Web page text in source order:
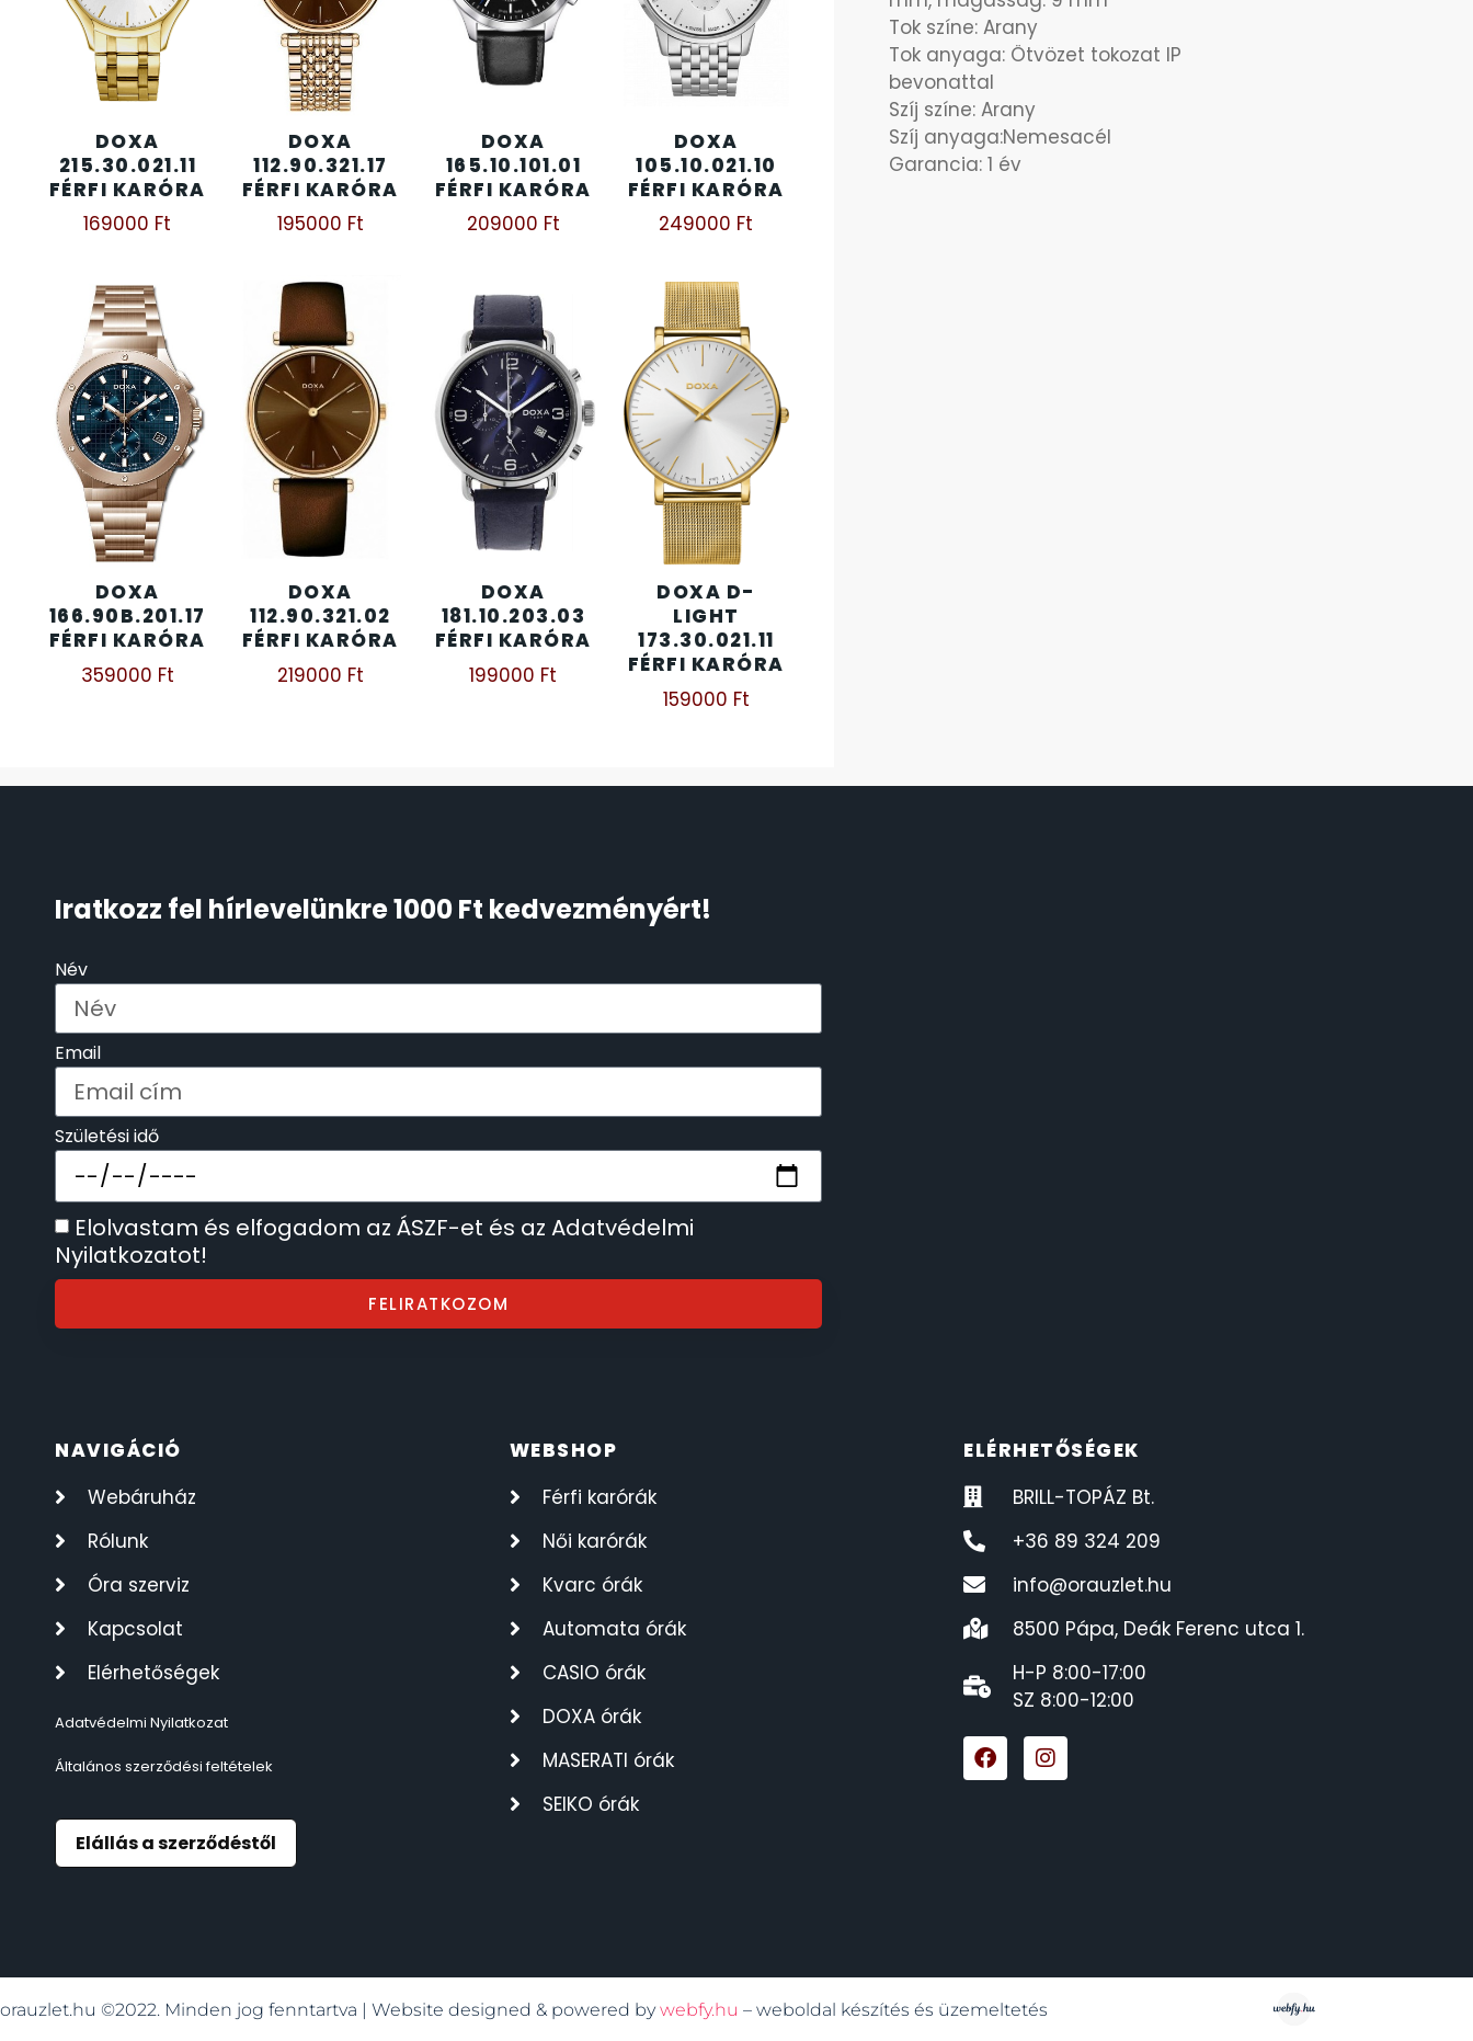
DOXA
215.30.021.11
FÉRFI KARÓRA
169000 Ft
DOXA
112.90.321.17
FÉRFI KARÓRA
195000 Ft
DOXA
165.10.101.01
FÉRFI KARÓRA
209000 Ft
DOXA
105.10.021.10
FÉRFI KARÓRA
249000 Ft
DOXA
166.90B.201.17
FÉRFI KARÓRA
359000 Ft
DOXA
112.90.321.02
FÉRFI KARÓRA
219000 Ft
DOXA
181.10.203.03
FÉRFI KARÓRA
199000 Ft
DOXA D-
LIGHT
173.30.021.11
FÉRFI KARÓRA
159000 Ft
Tok színe: Arany
Tok anyaga: Ötvözet tokozat IP
bevonattal
Szíj színe: Arany
Szíj anyaga:Nemesacél
Garancia: 1 év
Iratkozz fel hírlevelünkre 1000 Ft kedvezményért!
Név
Email
Születési idő
Elolvastam és elfogadom az ÁSZF-et és az Adatvédelmi
Nyilatkozatot!
FELIRATKOZOM
NAVIGÁCIÓ
Webáruház
Rólunk
Óra szerviz
Kapcsolat
Elérhetőségek
Adatvédelmi Nyilatkozat
Általános szerződési feltételek
Elállás a szerződéstől
WEBSHOP
Férfi karórák
Női karórák
Kvarc órák
Automata órák
CASIO órák
DOXA órák
MASERATI órák
SEIKO órák
ELÉRHETŐSÉGEK
BRILL-TOPÁZ Bt.
+36 89 324 209
info@orauzlet.hu
8500 Pápa, Deák Ferenc utca 1.
H-P 8:00-17:00
SZ 8:00-12:00
orauzlet.hu ©2022. Minden jog fenntartva | Website designed & powered by webfy.hu – weboldal készítés és üzemeltetés
ICE WATCH 226
KANDALLÓÓRÁK
KENNETH COLE
LORUS 237
MÁRKÁS KARÓRA SZÍJAK
MASERATI 95
MORGAN 3
OKOSÓRA SZÍJAK 9
OKOSÓRÁK
ÖNGYÚJTÓK 83
ÓRAFORGATÓK
ÓRATARTÓ DOBOZOK
POLICE 47
PULSAR
SANTA BARBARA 7
SECTOR
SEIKO 62
SENCOR
SERGIO TACCHINI
SLAZENGER
SZÁMOLÓGÉPEK
TIMESTAR HÁLÓZATI ÉBRESZTŐÓRÁK
TISSOT
ZIPPO
ZSEBKÉS